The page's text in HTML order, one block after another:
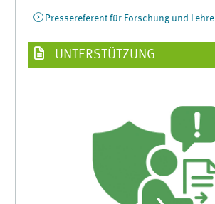
Pressereferent für Forschung und Lehre
UNTERSTÜTZUNG